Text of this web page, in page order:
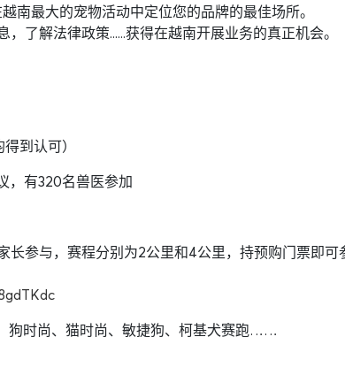
南最大的宠物活动中定位您的品牌的最佳场所。
，了解法律政策......获得在越南开展业务的真正机会。
到认可）
，有320名兽医参加
参与，赛程分别为2公里和4公里，持预购门票即可
狗时尚、猫时尚、敏捷狗、柯基犬赛跑……